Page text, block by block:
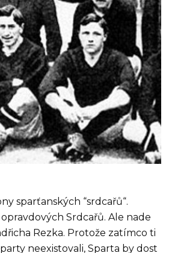
sparťanských “srdcařů“.
Srdcařů. Ale nade
Rezka. Protože zatímco ti
neexistovali, Sparta by dost